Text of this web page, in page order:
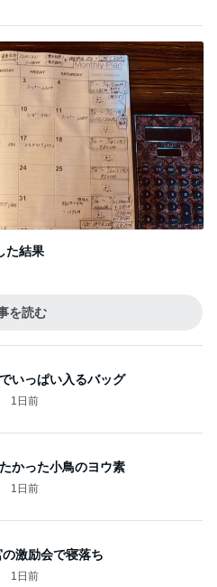
激励会で寝落ち
1日前
ったオススメ韓コス
1日前
ル
を読む